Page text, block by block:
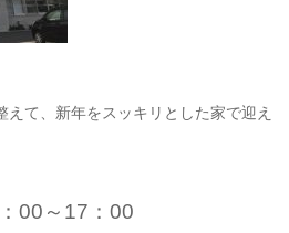
て、新年をスッキリとした家で迎え
00～17：00